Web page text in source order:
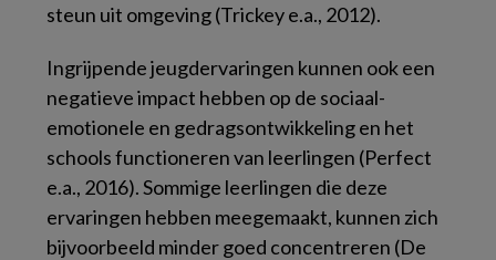
steun uit omgeving (Trickey e.a., 2012).
Ingrijpende jeugdervaringen kunnen ook een
negatieve impact hebben op de sociaal-
emotionele en gedragsontwikkeling en het
schools functioneren van leerlingen (Perfect
e.a., 2016). Sommige leerlingen die deze
ervaringen hebben meegemaakt, kunnen zich
bijvoorbeeld minder goed concentreren (De